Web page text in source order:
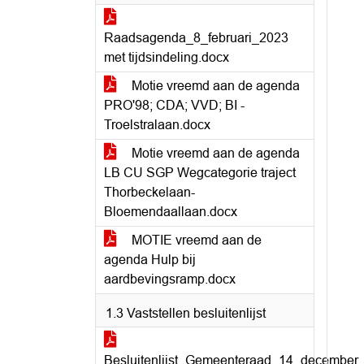
Raadsagenda_8_februari_2023
met tijdsindeling.docx
Motie vreemd aan de agenda
PRO'98; CDA; VVD; BI -
Troelstralaan.docx
Motie vreemd aan de agenda
LB CU SGP Wegcategorie traject
Thorbeckelaan-
Bloemendaallaan.docx
MOTIE vreemd aan de
agenda Hulp bij
aardbevingsramp.docx
1.3 Vaststellen besluitenlijst